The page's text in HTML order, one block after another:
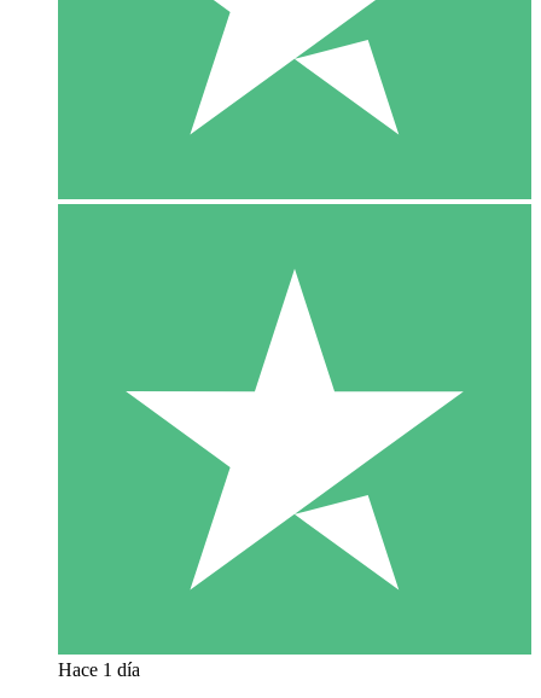
Hace 1 día